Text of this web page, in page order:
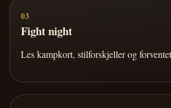
03
Fight night
Les kampkort, stilforskjeller og